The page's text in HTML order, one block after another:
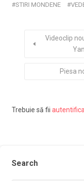
STIRI MONDENE
Videoclip
Piesa
Trebuie să fii
Search